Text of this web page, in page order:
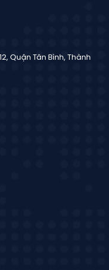
Quận Tân Bình, Thành